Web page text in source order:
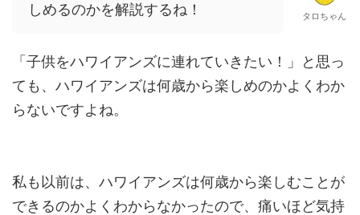
しめるのかを解説するね！
タロちゃん
「子供をハワイアンズに連れていきたい！」と思っ
ても、ハワイアンズは何歳から楽しめのかよくわか
らないですよね。
私も以前は、ハワイアンズは何歳から楽しむことが
できるのかよくわからなかったので、痛いほど気持